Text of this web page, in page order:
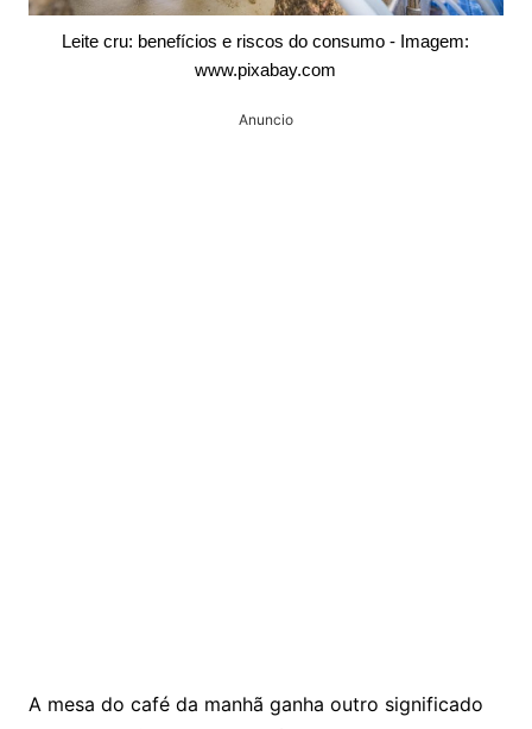
Leite cru: benefícios e riscos do consumo - Imagem:
www.pixabay.com
Anuncio
A mesa do café da manhã ganha outro significado